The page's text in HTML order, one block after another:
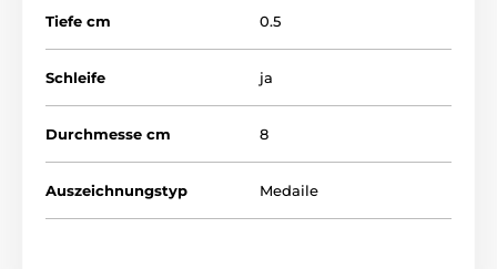
Tiefe cm 0.5
Schleife ja
Durchmesse cm 8
Auszeichnungstyp Medaile